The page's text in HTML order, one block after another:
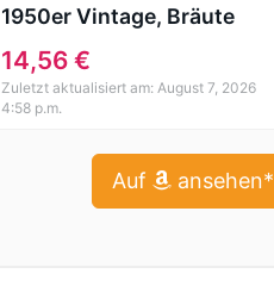
1950er Vintage, Bräute
oder Brautjungfer Rock
14,56 €
Zuletzt aktualisiert am: August 7, 2026
4:58 p.m.
Auf ansehen*